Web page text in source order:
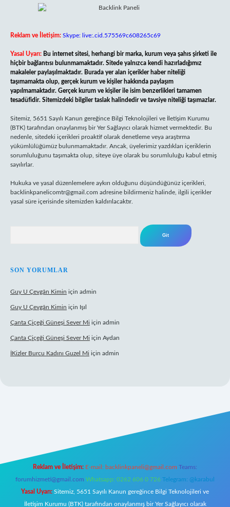
Reklam ve İletişim: Skype: live:.cid.575569c608265c69
Yasal Uyarı: Bu internet sitesi, herhangi bir marka, kurum veya şahıs şirketi ile
hiçbir bağlantısı bulunmamaktadır. Sitede yalnızca kendi hazırladığımız
makaleler paylaşılmaktadır. Burada yer alan içerikler haber niteliği
taşımamakta olup, gerçek kurum ve kişiler hakkında paylaşım
yapılmamaktadır. Gerçek kurum ve kişiler ile isim benzerlikleri tamamen
tesadüfidir. Sitemizdeki bilgiler taslak halindedir ve tavsiye niteliği taşımazlar.
Sitemiz, 5651 Sayılı Kanun gereğince Bilgi Teknolojileri ve İletişim Kurumu
(BTK) tarafından onaylanmış bir Yer Sağlayıcı olarak hizmet vermektedir. Bu
nedenle, sitedeki içerikleri proaktif olarak denetleme veya araştırma
yükümlülüğümüz bulunmamaktadır. Ancak, üyelerimiz yazdıkları içeriklerin
sorumluluğunu taşımakta olup, siteye üye olarak bu sorumluluğu kabul etmiş
sayılırlar.
Hukuka ve yasal düzenlemelere aykırı olduğunu düşündüğünüz içerikleri,
backlinkpanelicomtr@gmail.com adresine bildirmeniz halinde, ilgili içerikler
yasal süre içerisinde sitemizden kaldırılacaktır.
SON YORUMLAR
Guy U Çevgân Kimin için admin
Guy U Çevgân Kimin için Işıl
Çanta Çiçeği Güneşi Sever Mi için admin
Çanta Çiçeği Güneşi Sever Mi için Aydan
İKizler Burcu Kadını Guzel Mi için admin
Reklam ve İletişim: E-mail: backlinkpaneli@gmail.com Teams:
forumhizmeti@gmail.com Whatsapp: 0262 606 0 726 Telegram: @karabul
Yasal Uyarı: Sitemiz, 5651 Sayılı Kanun gereğince Bilgi Teknolojileri ve
İletişim Kurumu (BTK) tarafından onaylanmış bir Yer Sağlayıcı olarak